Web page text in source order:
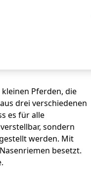
Pferden, die
drei verschiedenen
es für alle
sondern
werden. Mit
besetzt.